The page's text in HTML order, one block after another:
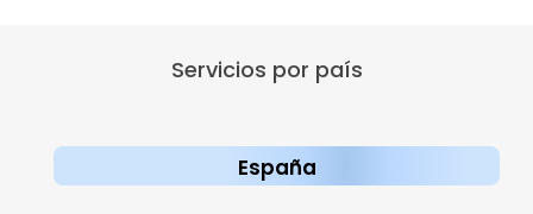
Servicios por país
España